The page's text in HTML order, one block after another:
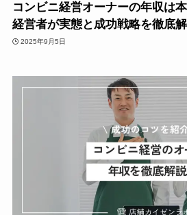
コンビニ経営オーナーの年収は
経営者が実態と成功戦略を徹底解
2025年9月5日